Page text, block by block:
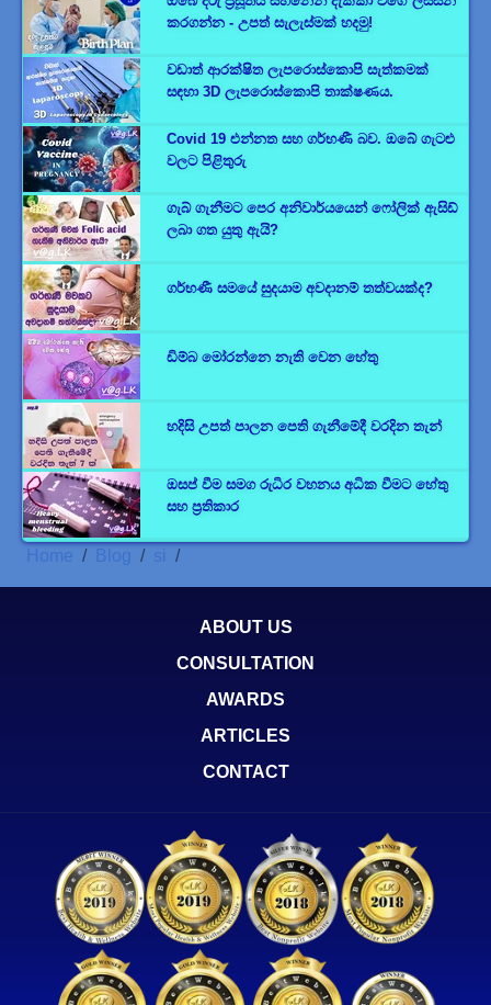
කරගන්න - උපත් සැලැස්මක් හදමු!
වඩාත් ආරක්ෂිත ලැපරොස්කොපි සැත්කමක්
සඳහා 3D ලැපරොස්කොපි තාක්ෂණය.
Covid 19 එන්නත සහ ගර්භණී බව. ඔබේ ගැටළු
වලට පිළිතුරු
ගැබ් ගැනීමට පෙර අනිවාර්යයෙන් ෆෝලික් ඇසිඩ්
ලබා ගත යුතු ඇයි?
ගර්භණී සමයේ සුදයාම අවදානම් තත්වයක්ද?
ඩිම්බ මෝරන්නෙ නැති වෙන හේතු
හදිසි උපත් පාලන පෙති ගැනීමේදී වරදින තැන්
ඔසප් වීම සමග රුධිර වහනය අධික වීමට හේතු
සහ ප්‍රතිකාර
Home Blog si
ABOUT US
CONSULTATION
AWARDS
ARTICLES
CONTACT